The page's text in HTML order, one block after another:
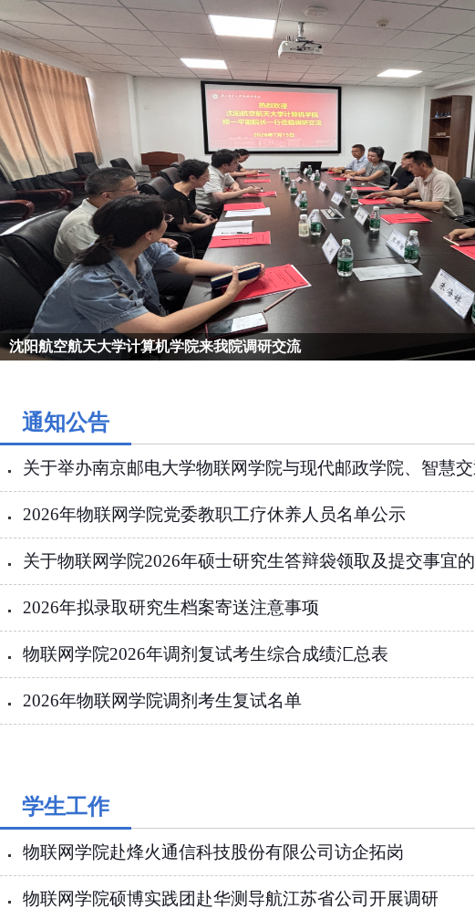
沈阳航空航天大学计算机学院来我院调研交流
通知公告
关于举办南京邮电大学物联网学院与现代邮政学院、智慧
2026年物联网学院党委教职工疗休养人员名单公示
关于物联网学院2026年硕士研究生答辩袋领取及提交事宜
2026年拟录取研究生档案寄送注意事项
物联网学院2026年调剂复试考生综合成绩汇总表
2026年物联网学院调剂考生复试名单
学生工作
物联网学院赴烽火通信科技股份有限公司访企拓岗
物联网学院硕博实践团赴华测导航江苏省公司开展调研